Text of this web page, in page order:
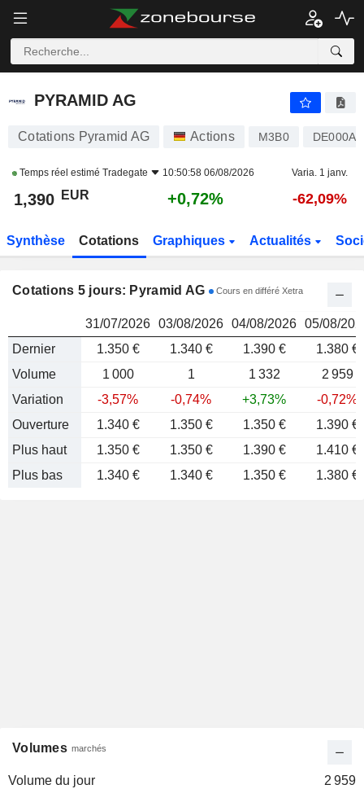
PYRAMID AG 1,390
PYRAMID AG
Cotations Pyramid AG Actions M3B0
Temps réel estimé Tradegate 10:50:58 06/08/2026 Varia. 1 janv.
1,390 EUR +0,72% -62,09%
Synthèse Cotations Graphiques Actualités
Cotations 5 jours: Pyramid AG Cours en différé Xetra
31/07/2026 03/08/2026 04/08/2026 05/08/
Dernier
1.350 € 1.340 € 1.390 €
1.380 €
Volume
1 000 1 1 332
2 959
Variation
-3,57% -0,74% +3,73%
-0,72%
Ouverture
1.340 € 1.350 € 1.350 €
1.390 €
Plus haut
1.350 € 1.350 € 1.390 €
1.410 €
Plus bas
1.340 € 1.340 € 1.350 € 1.380 €
Volumes marchés
Volume du jour
2 959